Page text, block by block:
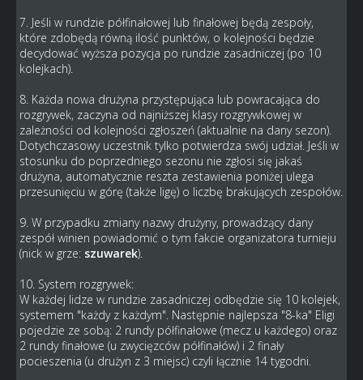
7. Jeśli w rundzie półfinałowej lub finałowej będą zespoły,
które zdobędą równą ilość punktów, o kolejności będzie
decydować wyższa pozycja po rundzie zasadniczej (po 10
kolejkach).
8. Każda nowa drużyna przystępująca lub powracająca do
rozgrywek, zaczyna od najniższej klasy rozgrywkowej w
zależności od kolejności zgłoszeń (aktualnie na dany sezon).
Dotychczasowy uczestnik tylko potwierdza swój udział. Jeśli w
stosunku do poprzedniego sezonu nie zgłosi się jakaś
drużyna, automatycznie reszta zestawienia poniżej ulega
przesunięciu w górę (także ligę) o liczbę brakujących zespołów.
9. W przypadku zmiany nazwy drużyny, prowadzący dany
zespół winien powiadomić o tym fakcie organizatora turnieju
(nick w grze: szuwarek).
10. System rozgrywek:
W każdej lidze w rundzie zasadniczej odbędzie się 10 kolejek,
systemem "każdy z każdym". Następnie najlepsza "8-ka" Eligi
pojedzie ze sobą: 2 rundy półfinałowe (mecz u każdego) oraz
2 rundy finałowe (u zwycięzców półfinałów) i 2 finały
pocieszenia (u drużyn z 3 miejsc) czyli łącznie 14 tygodni.